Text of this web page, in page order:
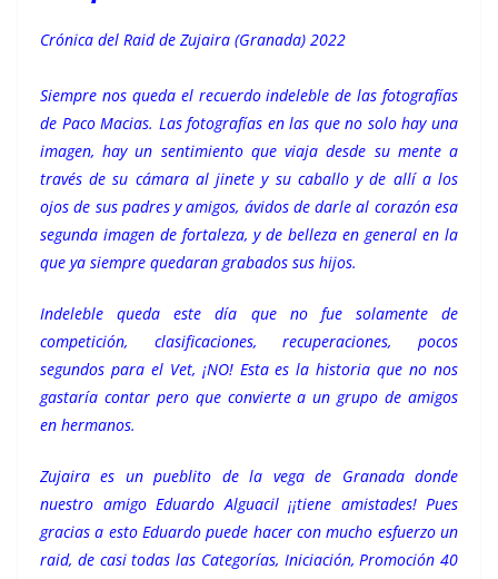
Crónica del Raid de Zujaira (Granada) 2022
Siempre nos queda el recuerdo indeleble de las fotografías
de Paco Macias. Las fotografías en las que no solo hay una
imagen, hay un sentimiento que viaja desde su mente a
través de su cámara al jinete y su caballo y de allí a los
ojos de sus padres y amigos, ávidos de darle al corazón esa
segunda imagen de fortaleza, y de belleza en general en la
que ya siempre quedaran grabados sus hijos.
Indeleble queda este día que no fue solamente de
competición, clasificaciones, recuperaciones, pocos
segundos para el Vet, ¡NO! Esta es la historia que no nos
gastaría contar pero que convierte a un grupo de amigos
en hermanos.
Zujaira es un pueblito de la vega de Granada donde
nuestro amigo Eduardo Alguacil ¡¡tiene amistades! Pues
gracias a esto Eduardo puede hacer con mucho esfuerzo un
raid, de casi todas las Categorías, Iniciación, Promoción 40